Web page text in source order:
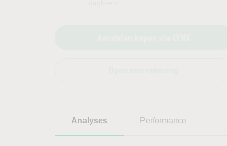
Analyses Performance